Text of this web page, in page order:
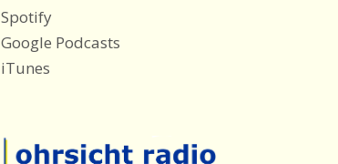
Spotify
Google Podcasts
iTunes